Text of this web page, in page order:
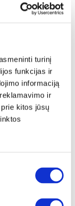
turinį
funkcijas ir
informaciją
ir
kitos jūsų